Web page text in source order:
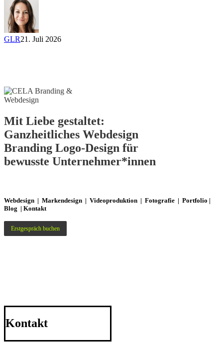
GLR21. Juli 2026
Mit Liebe gestaltet:
Ganzheitliches Webdesign
Branding Logo-Design für
bewusste Unternehmer*innen
Webdesign | Markendesign | Videoproduktion | Fotografie | Portfolio |
Blog | Kontakt
Erstgespräch buchen
Kontakt